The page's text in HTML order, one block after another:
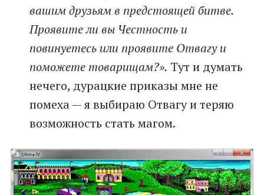
вашим друзьям в предстоящей битве.
Проявите ли вы Честность и
повинуетесь или проявите Отвагу и
поможете товарищам?». Тут и думать
нечего, дурацкие приказы мне не
помеха — я выбираю Отвагу и теряю
возможность стать магом.